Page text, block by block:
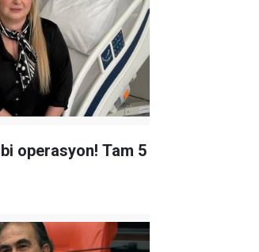
operasyon! Tam 5